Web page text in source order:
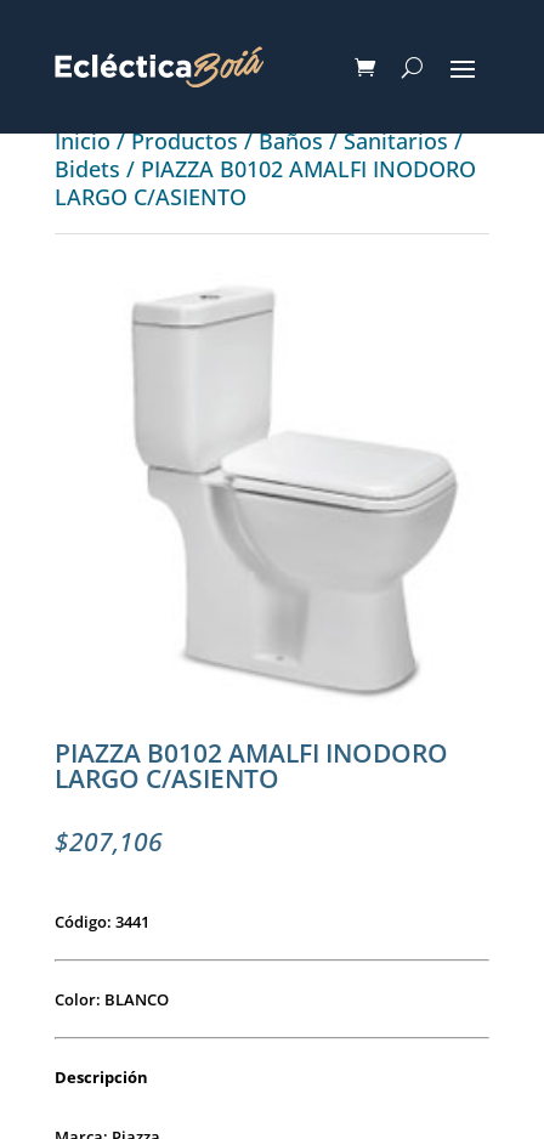
Inicio/Productos/Baños/Sanitarios/
Bidets / PIAZZA B0102 AMALFI INODORO
LARGO C/ASIENTO
PIAZZA B0102 AMALFI INODORO
LARGO C/ASIENTO
$207,106
Código: 3441
Color: BLANCO
Descripción